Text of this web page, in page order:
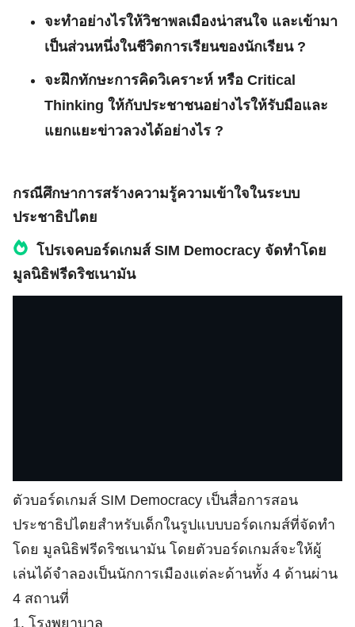
จะทำอย่างไรให้วิชาพลเมืองน่าสนใจ และเข้ามา
เป็นส่วนหนึ่งในชีวิตการเรียนของนักเรียน ?
จะฝึกทักษะการคิดวิเคราะห์ หรือ Critical
Thinking ให้กับประชาชนอย่างไรให้รับมือและ
แยกแยะข่าวลวงได้อย่างไร ?
กรณีศึกษาการสร้างความรู้ความเข้าใจในระบบ
ประชาธิปไตย
โปรเจคบอร์ดเกมส์ SIM Democracy จัดทำโดย
มูลนิธิฟรีดริชเนามัน
ตัวบอร์ดเกมส์ SIM Democracy เป็นสื่อการสอน
ประชาธิปไตยสำหรับเด็กในรูปแบบบอร์ดเกมส์ที่จัดทำ
โดย มูลนิธิฟรีดริชเนามัน โดยตัวบอร์ดเกมส์จะให้ผู้
เล่นได้จำลองเป็นนักการเมืองแต่ละด้านทั้ง 4 ด้านผ่าน
4 สถานที่
1. โรงพยาบาล